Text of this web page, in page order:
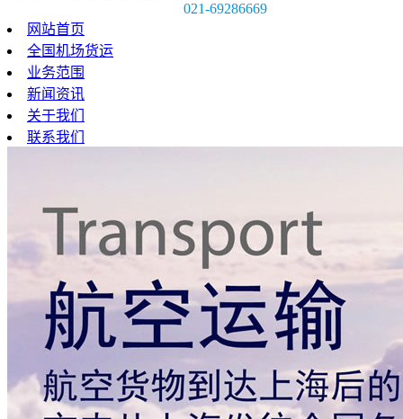
021-69286669
网站首页
全国机场货运
业务范围
新闻资讯
关于我们
联系我们